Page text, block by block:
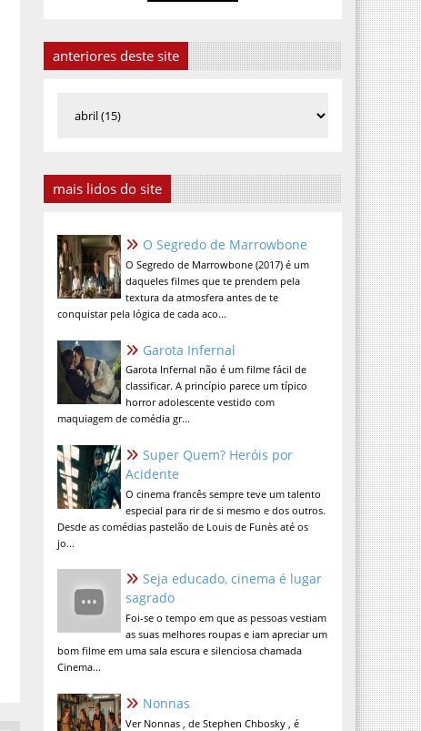
anteriores deste site
mais lidos do site
O Segredo de Marrowbone
O Segredo de Marrowbone (2017) é um
daqueles filmes que te prendem pela
textura da atmosfera antes de te
conquistar pela lógica de cada aco...
Garota Infernal
Garota Infernal não é um filme fácil de
classificar. A princípio parece um típico
horror adolescente vestido com
maquiagem de comédia gr...
Super Quem? Heróis por
Acidente
O cinema francês sempre teve um talento
especial para rir de si mesmo e dos outros.
Desde as comédias pastelão de Louis de Funès até os
jo...
Seja educado, cinema é lugar
sagrado
Foi-se o tempo em que as pessoas vestiam
as suas melhores roupas e iam apreciar um
bom filme em uma sala escura e silenciosa chamada
Cinema...
Nonnas
Ver Nonnas , de Stephen Chbosky , é